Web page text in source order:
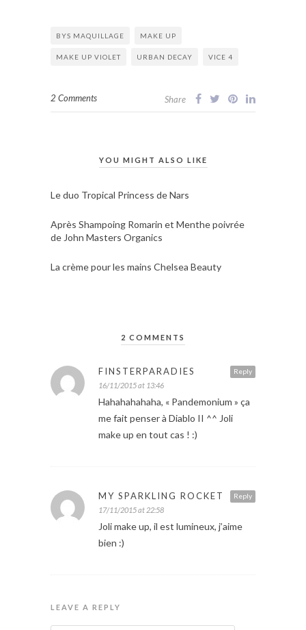
BYS MAQUILLAGE MAKE UP
MAKE UP VIOLET URBAN DECAY VICE 4
2 Comments Share
YOU MIGHT ALSO LIKE
Le duo Tropical Princess de Nars
Après Shampoing Romarin et Menthe poivrée
de John Masters Organics
La crème pour les mains Chelsea Beauty
2 COMMENTS
Reply
FINSTERPARADIES
16/11/2015 at 13:46
Hahahahahaha, « Pandemonium » ça
me fait penser à Diablo II ^^ Joli
make up en tout cas ! :)
Reply
MY SPARKLING ROCKET
17/11/2015 at 22:58
Joli make up, il est lumineux, j’aime
bien :)
LEAVE A REPLY